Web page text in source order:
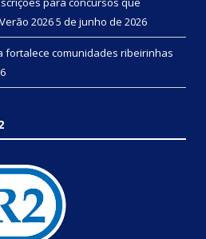
20265 de junho de 2026
fortalece comunidades ribeirinhas